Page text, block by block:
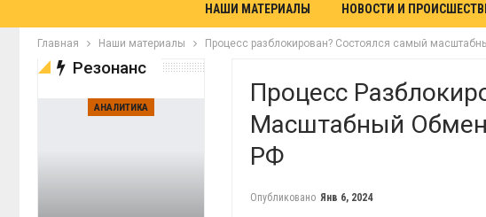
НАШИ МАТЕРИАЛЫ НОВОСТИ И
Главная Наши материалы Процесс разблокирован? Состоялся самый
Процесс
Масштабный
РФ
Опубликовано Янв 6, 2024
Резонанс
АНАЛИТИКА